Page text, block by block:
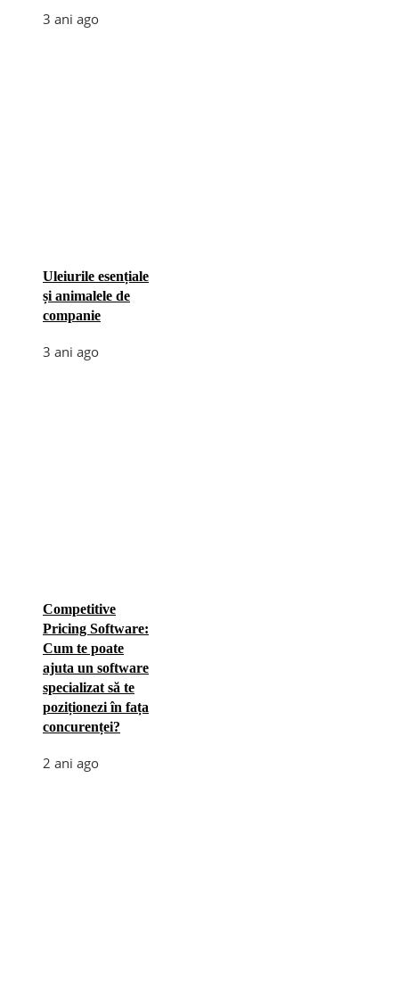
3 ani ago
Uleiurile esențiale
și animalele de
companie
3 ani ago
Competitive
Pricing Software:
Cum te poate
ajuta un software
specializat să te
poziționezi în fața
concurenței?
2 ani ago